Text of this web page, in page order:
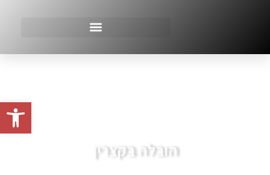
הובלה בקצרין
פתח